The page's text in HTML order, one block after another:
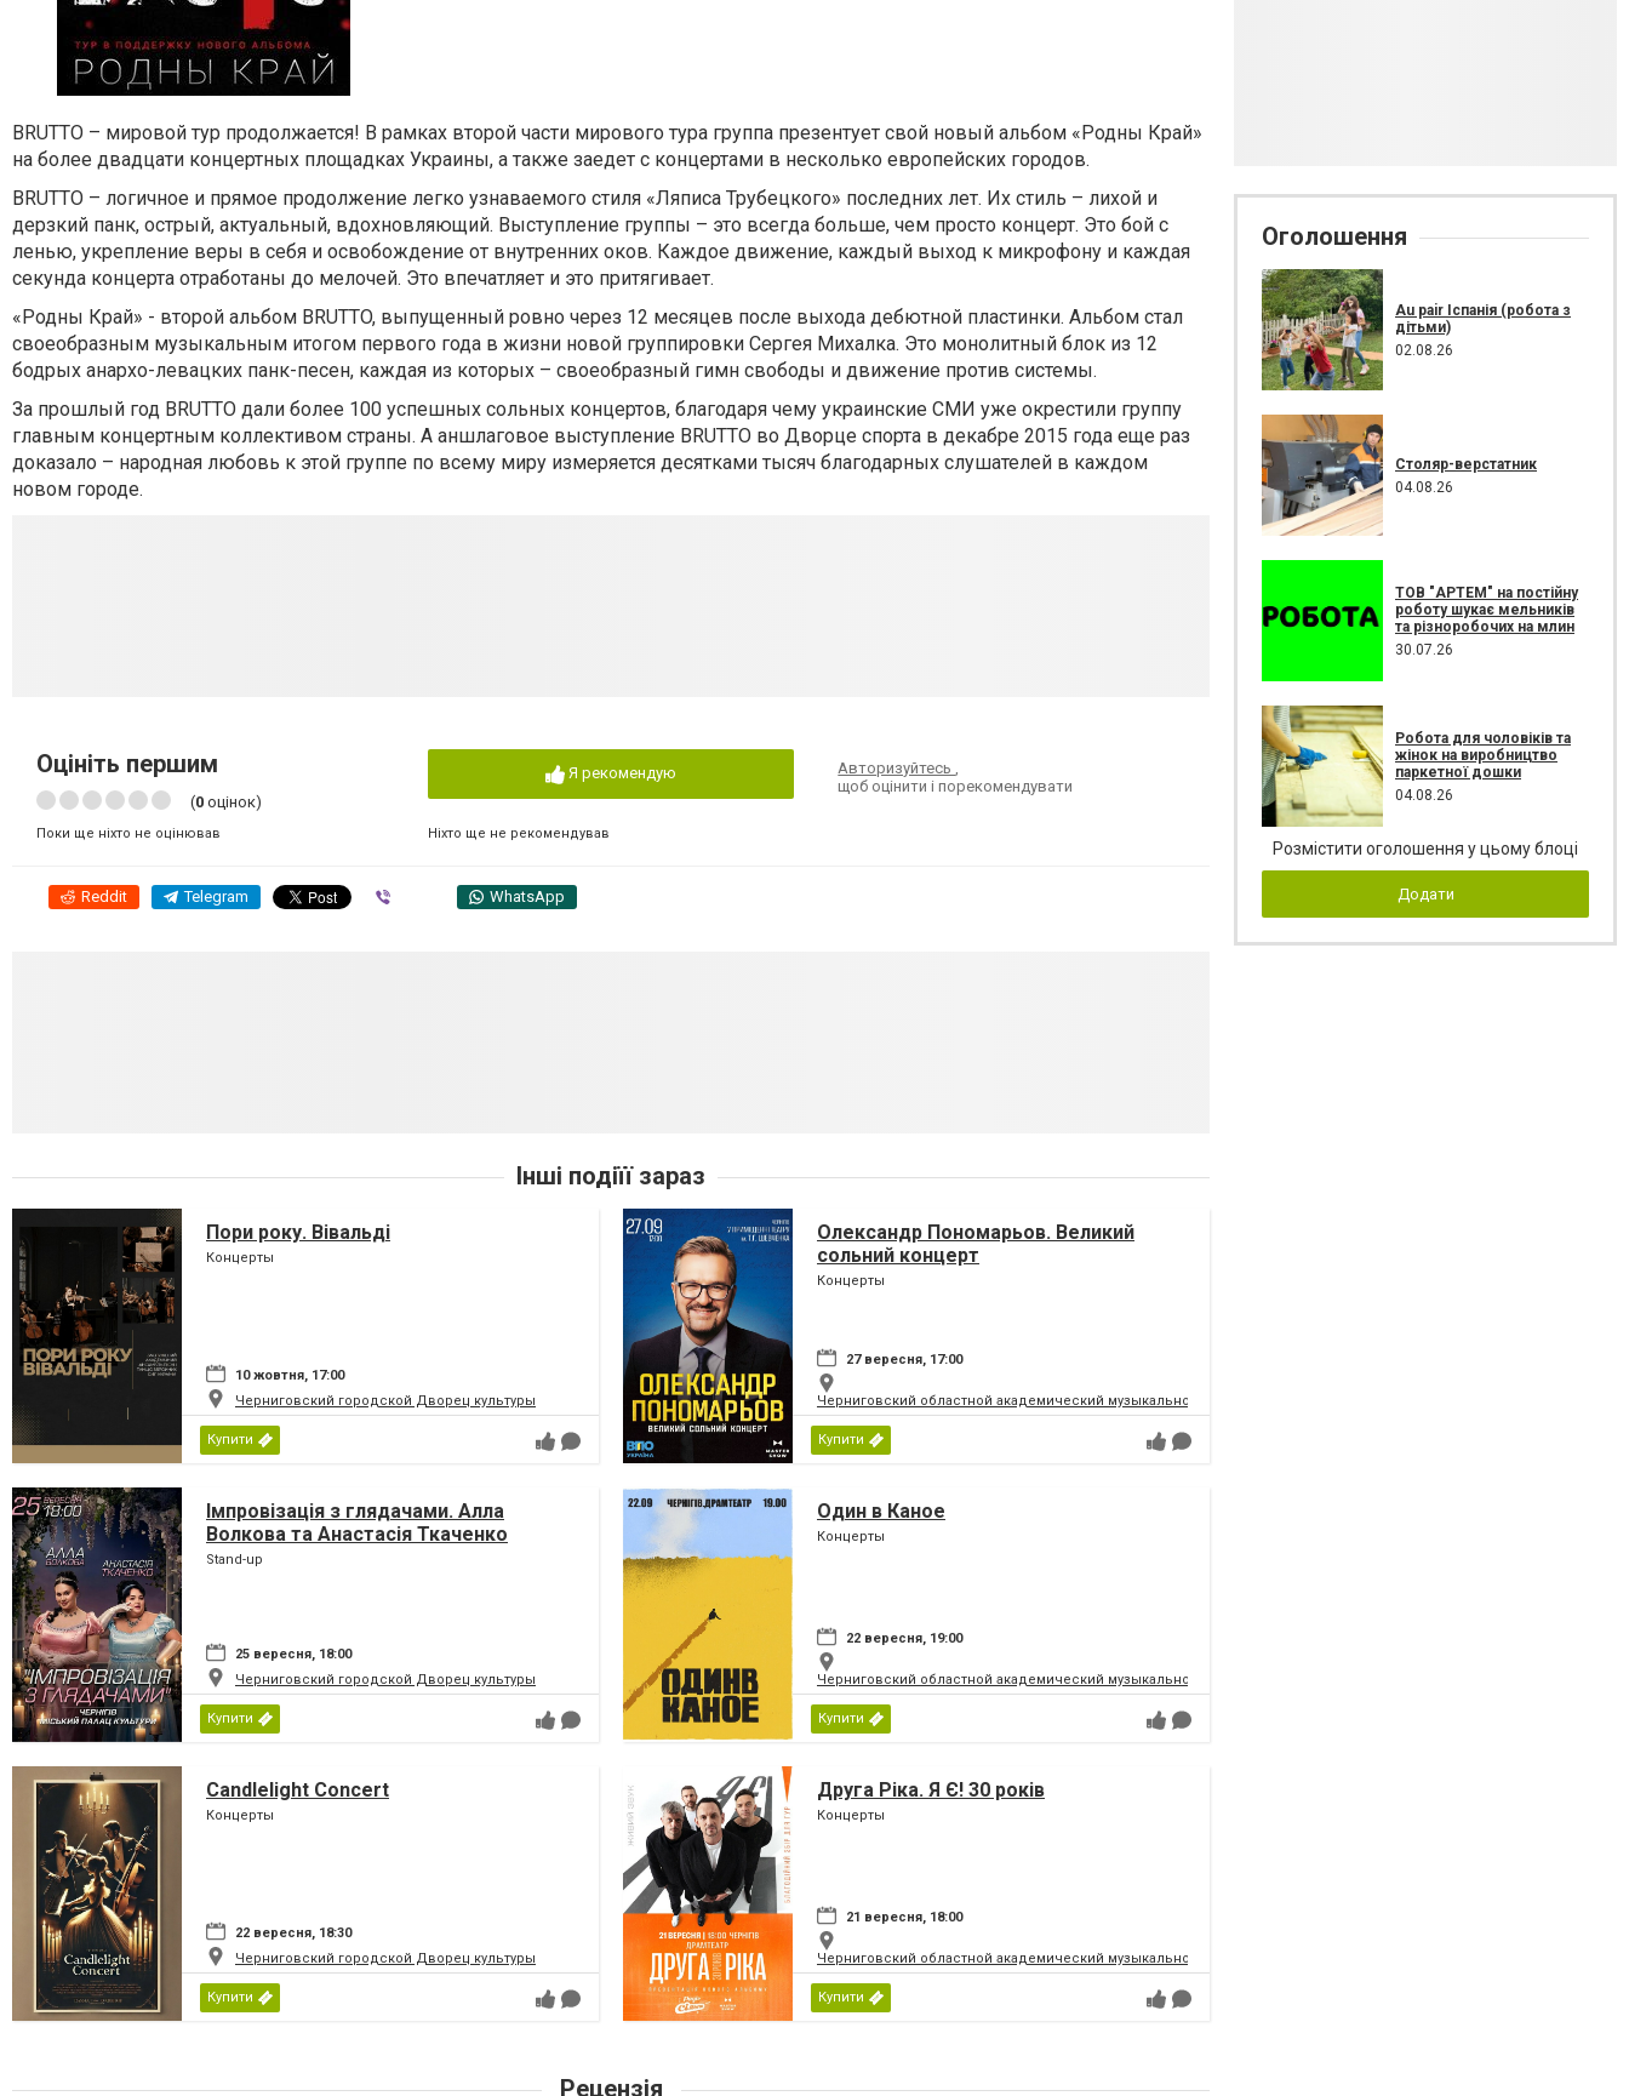
BRUTTO – мировой тур продолжается! В рамках второй части мирового тура группа презентует свой новый альбом «Родны Край»
на более двадцати концертных площадках Украины, а также заедет с концертами в несколько европейских городов.
BRUTTO – логичное и прямое продолжение легко узнаваемого стиля «Ляписа Трубецкого» последних лет. Их стиль – лихой и
дерзкий панк, острый, актуальный, вдохновляющий. Выступление группы – это всегда больше, чем просто концерт. Это бой с
ленью, укрепление веры в себя и освобождение от внутренних оков. Каждое движение, каждый выход к микрофону и каждая
секунда концерта отработаны до мелочей. Это впечатляет и это притягивает.
«Родны Край» - второй альбом BRUTTO, выпущенный ровно через 12 месяцев после выхода дебютной пластинки. Альбом стал
своеобразным музыкальным итогом первого года в жизни новой группировки Сергея Михалка. Это монолитный блок из 12
бодрых анархо-левацких панк-песен, каждая из которых – своеобразный гимн свободы и движение против системы.
За прошлый год BRUTTO дали более 100 успешных сольных концертов, благодаря чему украинские СМИ уже окрестили группу
главным концертным коллективом страны. А аншлаговое выступление BRUTTO во Дворце спорта в декабре 2015 года еще раз
доказало – народная любовь к этой группе по всему миру измеряется десятками тысяч благодарных слушателей в каждом
новом городе.
Оцініть першим
(0 оцінок)
Поки ще ніхто не оцінював
Я рекомендую
Ніхто ще не рекомендував
Авторизуйтесь,
щоб оцінити і порекомендувати
Reddit Telegram WhatsApp
Інші подіїї зараз
Пори року. Вівальді
Концерты
10 жовтня, 17:00
Черниговский городской Дворец культуры
Купити
Олександр Пономарьов. Великий
сольний концерт
Концерты
27 вересня, 17:00
Черниговский областной академический музыкально-драматический театр имени Т.Г.Шевченко
Купити
Імпровізація з глядачами. Алла
Волкова та Анастасія Ткаченко
Stand-up
25 вересня, 18:00
Черниговский городской Дворец культуры
Купити
Один в Каное
Концерты
22 вересня, 19:00
Черниговский областной академический музыкально-драматический театр имени Т.Г.Шевченко
Купити
Candlelight Concert
Концерты
22 вересня, 18:30
Черниговский городской Дворец культуры
Купити
Друга Ріка. Я Є! 30 років
Концерты
21 вересня, 18:00
Черниговский областной академический музыкально-драматический театр имени Т.Г.Шевченко
Купити
Рецензія
Оголошення
Au pair Іспанія (робота з
дітьми)
02.08.26
Столяр-верстатник
04.08.26
ТОВ "АРТЕМ" на постійну
роботу шукає мельників
та різноробочих на млин
30.07.26
Робота для чоловіків та
жінок на виробництво
паркетної дошки
04.08.26
Розмістити оголошення у цьому блоці
Додати